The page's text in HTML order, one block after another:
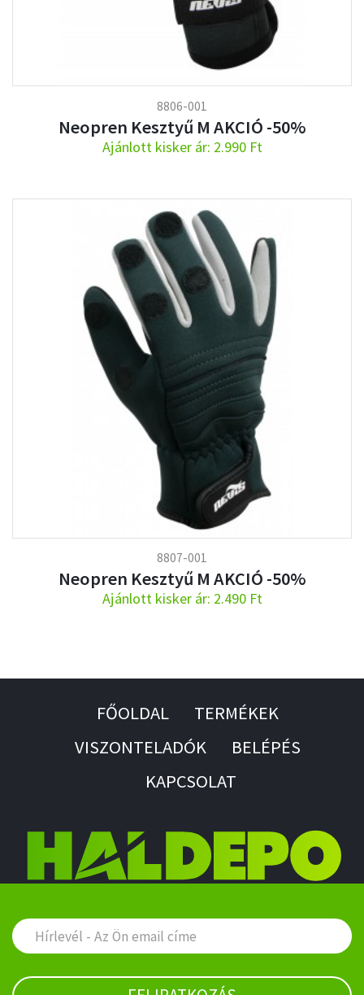
8806-001
Neopren Kesztyű M AKCIÓ -50%
Ajánlott kisker ár: 2.990 Ft
8807-001
Neopren Kesztyű M AKCIÓ -50%
Ajánlott kisker ár: 2.490 Ft
FŐOLDAL
TERMÉKEK
VISZONTELADÓK
BELÉPÉS
KAPCSOLAT